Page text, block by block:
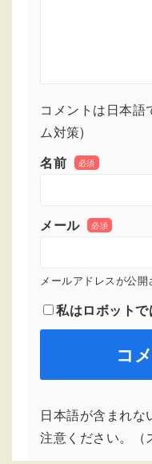
コメントは日本
ム対策)
名前
必須
メール 必須
メールアドレスが公開
私はロボットで
日本語が含まれ
注意ください。（